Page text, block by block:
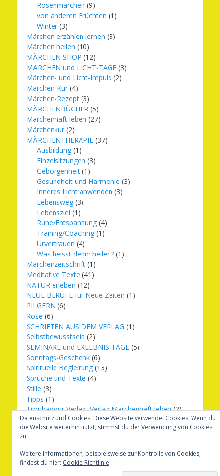
Rosenmärchen (9)
von anderen Früchten (1)
Winter (3)
Märchen erzählen lernen (3)
Märchen heilen (10)
MÄRCHEN SHOP (12)
MÄRCHEN und LICHT-TAGE (3)
Märchen- und Licht-Impuls (2)
Märchen-Kur (4)
Märchen-Rezept (3)
MÄRCHENBÜCHER (5)
Märchenhaft leben (27)
Märchenkur (2)
MÄRCHENTHERAPIE (37)
Ausbildung (1)
Einzelsitzungen (3)
Geborgenheit (1)
Gesundheit und Harmonie (3)
Inneres Licht anwenden (3)
Lebensweg (3)
Lebensziel (1)
Ruhe/Entspannung (4)
Training/Coaching (1)
Urvertrauen (4)
Was heisst denn: heilen? (1)
Märchenzeitschrift (1)
Meditative Texte (41)
NATUR erleben (12)
NEUE BERUFE für Neue Zeiten (1)
PILGERN (6)
Rose (6)
SCHRIFTEN AUS DEM VERLAG (1)
Selbstbewusstsein (2)
SEMINARE und ERLEBNIS-TAGE (5)
Sonntags-Geschenk (6)
Spirituelle Begleitung (13)
Sprüche und Texte (4)
Stille (3)
Tipps (1)
Troubadour Verlag, Verlag Märchenhaft leben(2)
Übungen (1)
Urbilder(20)
Verlag Märchenhaft leben
Weihnachten(16)
Datenschutz und Cookies: Diese Website verwendet Cookies. Wenn du
die Website weiterhin nutzt, stimmst du der Verwendung von Cookies
zu.
Weitere Informationen, beispielsweise zur Kontrolle von Cookies,
findest du hier: Cookie-Richtlinie